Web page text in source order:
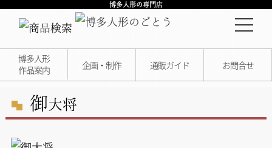
博多人形の専門店
博多人形
作品案内
企画・制作 通販ガイド お問合せ
御大将